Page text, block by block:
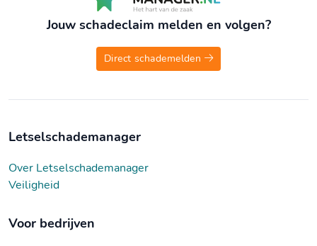
Jouw schadeclaim melden en volgen?
Direct schademelden
Letselschademanager
Over Letselschademanager
Veiligheid
Voor bedrijven